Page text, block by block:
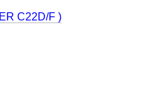
C22D/F )